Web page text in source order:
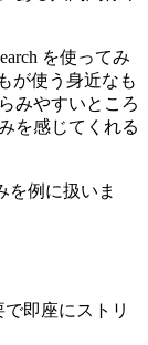
を使ってみ
が使う身近なも
みやすいところ
を感じてくれる
を例に扱いま
で即座にストリ